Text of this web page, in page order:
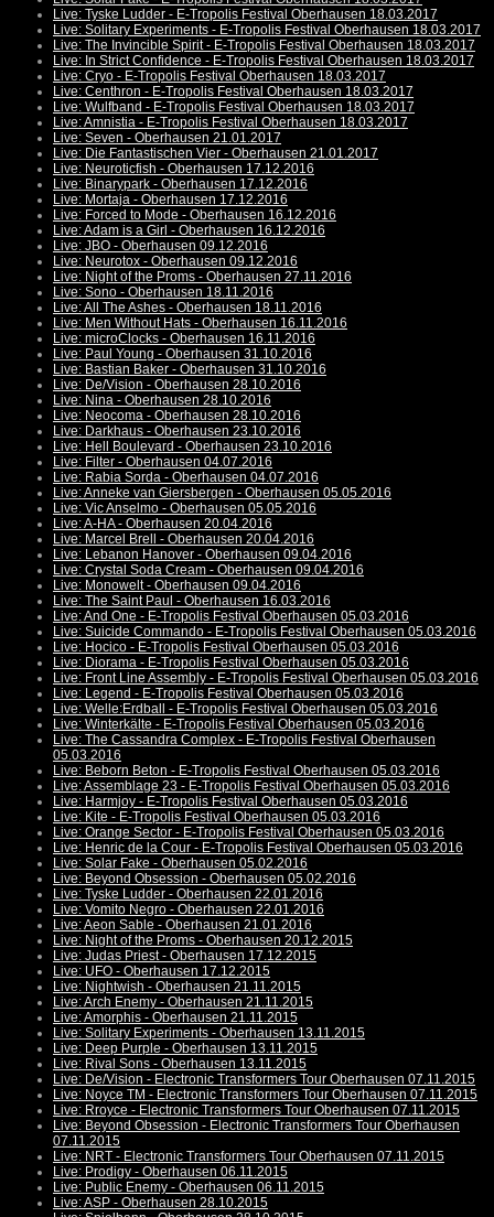
Live: Tyske Ludder - E-Tropolis Festival Oberhausen 18.03.2017
Live: Solitary Experiments - E-Tropolis Festival Oberhausen 18.03.2017
Live: The Invincible Spirit - E-Tropolis Festival Oberhausen 18.03.2017
Live: In Strict Confidence - E-Tropolis Festival Oberhausen 18.03.2017
Live: Cryo - E-Tropolis Festival Oberhausen 18.03.2017
Live: Centhron - E-Tropolis Festival Oberhausen 18.03.2017
Live: Wulfband - E-Tropolis Festival Oberhausen 18.03.2017
Live: Amnistia - E-Tropolis Festival Oberhausen 18.03.2017
Live: Seven - Oberhausen 21.01.2017
Live: Die Fantastischen Vier - Oberhausen 21.01.2017
Live: Neuroticfish - Oberhausen 17.12.2016
Live: Binarypark - Oberhausen 17.12.2016
Live: Mortaja - Oberhausen 17.12.2016
Live: Forced to Mode - Oberhausen 16.12.2016
Live: Adam is a Girl - Oberhausen 16.12.2016
Live: JBO - Oberhausen 09.12.2016
Live: Neurotox - Oberhausen 09.12.2016
Live: Night of the Proms - Oberhausen 27.11.2016
Live: Sono - Oberhausen 18.11.2016
Live: All The Ashes - Oberhausen 18.11.2016
Live: Men Without Hats - Oberhausen 16.11.2016
Live: microClocks - Oberhausen 16.11.2016
Live: Paul Young - Oberhausen 31.10.2016
Live: Bastian Baker - Oberhausen 31.10.2016
Live: De/Vision - Oberhausen 28.10.2016
Live: Nina - Oberhausen 28.10.2016
Live: Neocoma - Oberhausen 28.10.2016
Live: Darkhaus - Oberhausen 23.10.2016
Live: Hell Boulevard - Oberhausen 23.10.2016
Live: Filter - Oberhausen 04.07.2016
Live: Rabia Sorda - Oberhausen 04.07.2016
Live: Anneke van Giersbergen - Oberhausen 05.05.2016
Live: Vic Anselmo - Oberhausen 05.05.2016
Live: A-HA - Oberhausen 20.04.2016
Live: Marcel Brell - Oberhausen 20.04.2016
Live: Lebanon Hanover - Oberhausen 09.04.2016
Live: Crystal Soda Cream - Oberhausen 09.04.2016
Live: Monowelt - Oberhausen 09.04.2016
Live: The Saint Paul - Oberhausen 16.03.2016
Live: And One - E-Tropolis Festival Oberhausen 05.03.2016
Live: Suicide Commando - E-Tropolis Festival Oberhausen 05.03.2016
Live: Hocico - E-Tropolis Festival Oberhausen 05.03.2016
Live: Diorama - E-Tropolis Festival Oberhausen 05.03.2016
Live: Front Line Assembly - E-Tropolis Festival Oberhausen 05.03.2016
Live: Legend - E-Tropolis Festival Oberhausen 05.03.2016
Live: Welle:Erdball - E-Tropolis Festival Oberhausen 05.03.2016
Live: Winterkälte - E-Tropolis Festival Oberhausen 05.03.2016
Live: The Cassandra Complex - E-Tropolis Festival Oberhausen
05.03.2016
Live: Beborn Beton - E-Tropolis Festival Oberhausen 05.03.2016
Live: Assemblage 23 - E-Tropolis Festival Oberhausen 05.03.2016
Live: Harmjoy - E-Tropolis Festival Oberhausen 05.03.2016
Live: Kite - E-Tropolis Festival Oberhausen 05.03.2016
Live: Orange Sector - E-Tropolis Festival Oberhausen 05.03.2016
Live: Henric de la Cour - E-Tropolis Festival Oberhausen 05.03.2016
Live: Solar Fake - Oberhausen 05.02.2016
Live: Beyond Obsession - Oberhausen 05.02.2016
Live: Tyske Ludder - Oberhausen 22.01.2016
Live: Vomito Negro - Oberhausen 22.01.2016
Live: Aeon Sable - Oberhausen 21.01.2016
Live: Night of the Proms - Oberhausen 20.12.2015
Live: Judas Priest - Oberhausen 17.12.2015
Live: UFO - Oberhausen 17.12.2015
Live: Nightwish - Oberhausen 21.11.2015
Live: Arch Enemy - Oberhausen 21.11.2015
Live: Amorphis - Oberhausen 21.11.2015
Live: Solitary Experiments - Oberhausen 13.11.2015
Live: Deep Purple - Oberhausen 13.11.2015
Live: Rival Sons - Oberhausen 13.11.2015
Live: De/Vision - Electronic Transformers Tour Oberhausen 07.11.2015
Live: Noyce TM - Electronic Transformers Tour Oberhausen 07.11.2015
Live: Rroyce - Electronic Transformers Tour Oberhausen 07.11.2015
Live: Beyond Obsession - Electronic Transformers Tour Oberhausen
07.11.2015
Live: NRT - Electronic Transformers Tour Oberhausen 07.11.2015
Live: Prodigy - Oberhausen 06.11.2015
Live: Public Enemy - Oberhausen 06.11.2015
Live: ASP - Oberhausen 28.10.2015